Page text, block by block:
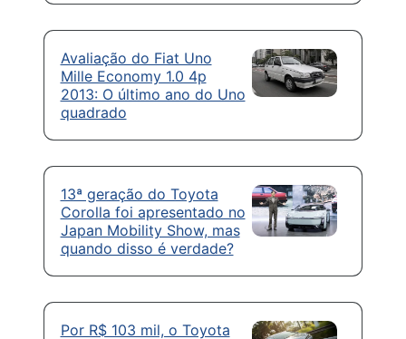
Avaliação do Fiat Uno
Mille Economy 1.0 4p
2013: O último ano do Uno
quadrado
13ª geração do Toyota
Corolla foi apresentado no
Japan Mobility Show, mas
quando disso é verdade?
Por R$ 103 mil, o Toyota